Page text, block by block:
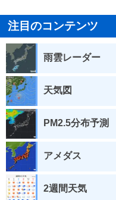
注目のコンテンツ
雨雲レーダー
天気図
PM2.5分布予測
アメダス
2週間天気